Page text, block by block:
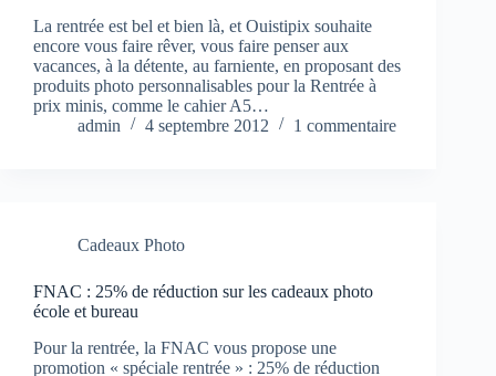
La rentrée est bel et bien là, et Ouistipix souhaite
encore vous faire rêver, vous faire penser aux
vacances, à la détente, au farniente, en proposant des
produits photo personnalisables pour la Rentrée à
prix minis, comme le cahier A5…
admin
4 septembre 2012 1 commentaire
Cadeaux Photo
FNAC : 25% de réduction sur les cadeaux photo
école et bureau
Pour la rentrée, la FNAC vous propose une
promotion « spéciale rentrée » : 25% de réduction